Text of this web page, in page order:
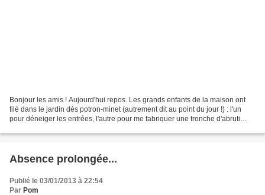
Bonjour les amis ! Aujourd'hui repos. Les grands enfants de la maison ont
filé dans le jardin dès potron-minet (autrement dit au point du jour !) : l'un
pour déneiger les entrées, l'autre pour me fabriquer une tronche d'abruti
Absence prolongée...
Publié le 03/01/2013 à 22:54
Par Pom